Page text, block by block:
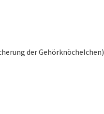
der Gehörknöchelchen)